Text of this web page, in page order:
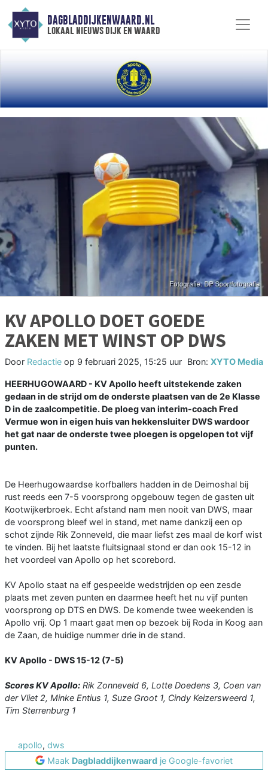
DAGBLADDIJKENWAARD.NL
lokaal nieuws dijk en waard
KV APOLLO DOET GOEDE
ZAKEN MET WINST OP DWS
Door Redactie op 9 februari 2025, 15:25 uur Bron: XYTO Media
HEERHUGOWAARD - KV Apollo heeft uitstekende zaken
gedaan in de strijd om de onderste plaatsen van de 2e Klasse
D in de zaalcompetitie. De ploeg van interim-coach Fred
Vermue won in eigen huis van hekkensluiter DWS wardoor
het gat naar de onderste twee ploegen is opgelopen tot vijf
punten.
De Heerhugowaardse korfballers hadden in de Deimoshal bij
rust reeds een 7-5 voorsprong opgebouw tegen de gasten uit
Kootwijkerbroek. Echt afstand nam men nooit van DWS, maar
de voorsprong bleef wel in stand, met name dankzij een op
schot zijnde Rik Zonneveld, die maar liefst zes maal de korf wist
te vinden. Bij het laatste fluitsignaal stond er dan ook 15-12 in
het voordeel van Apollo op het scorebord.
KV Apollo staat na elf gespeelde wedstrijden op een zesde
plaats met zeven punten en daarmee heeft het nu vijf punten
voorsprong op DTS en DWS. De komende twee weekenden is
Apollo vrij. Op 1 maart gaat men op bezoek bij Roda in Koog aan
de Zaan, de huidige nummer drie in de stand.
KV Apollo - DWS 15-12 (7-5)
Scores KV Apollo: Rik Zonneveld 6, Lotte Doedens 3, Coen van
der Vliet 2, Minke Entius 1, Suze Groot 1, Cindy Keizersweerd 1,
Tim Sterrenburg 1
apollo, dws
Maak Dagbladdijkenwaard je Google-favoriet